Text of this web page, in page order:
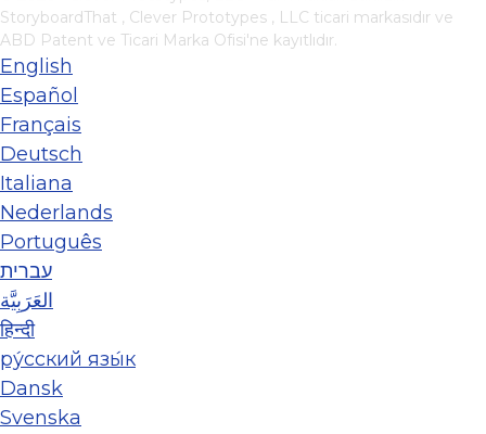
StoryboardThat , Clever Prototypes , LLC ticari markasıdır ve
ABD Patent ve Ticari Marka Ofisi'ne kayıtlıdır.
English
Español
Français
Deutsch
Italiana
Nederlands
Português
עברית
العَرَبِيَّة
हिन्दी
ру́сский язы́к
Dansk
Svenska